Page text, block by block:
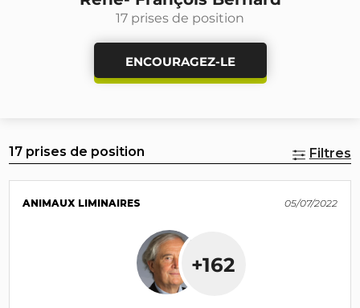
17 prises de position
ENCOURAGEZ-LE
17 prises de position Filtres
ANIMAUX LIMINAIRES 05/07/2022
+162